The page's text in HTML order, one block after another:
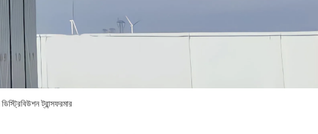
ট্রান্সফরমার